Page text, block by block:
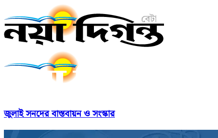
জুলাই সনদের বাস্তবায়ন ও সংস্কার